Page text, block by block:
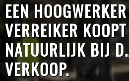
EEN
VERREIKER
NATUURLIJK BIJ
VERKOOP.